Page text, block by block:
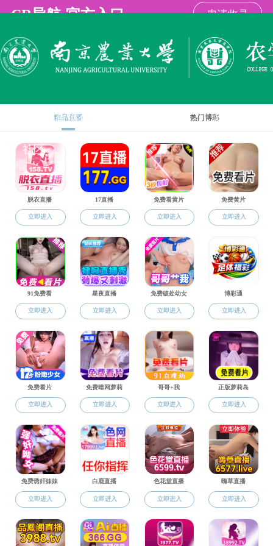
海角社区
海角社区海角
社区
海角社区概况 师资队伍
科学研究
科研平台
科研基地
科技奖励
科研成果
科研平台
国家级平
省部级平